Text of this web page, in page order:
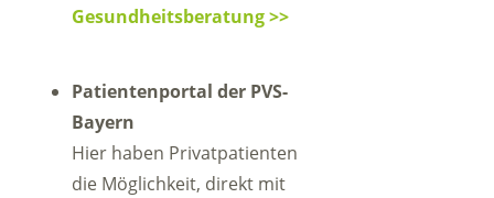
Gesundheitsberatung >>
Patientenportal der PVS-
Bayern
Hier haben Privatpatienten
die Möglichkeit, direkt mit